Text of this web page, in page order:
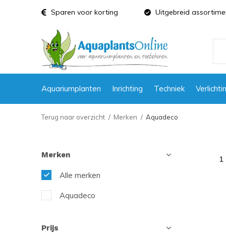
Aquariumplanten Inrichting Techniek
Sparen voor korting Uitgebreid
Terug naar overzicht Merken Aquadeco
Merken
Alle merken
Aquadeco
Prijs